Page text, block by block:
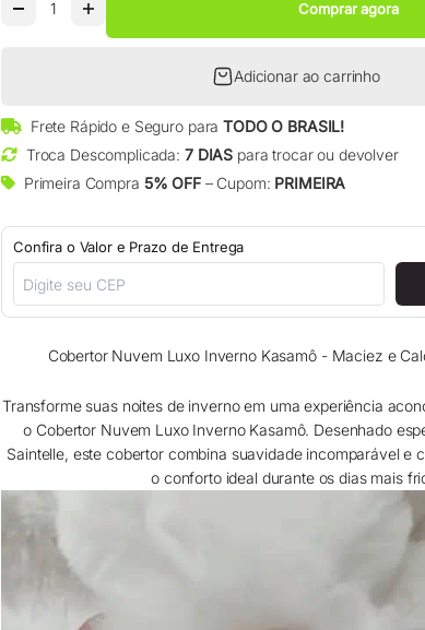
Comprar agora
Adicionar ao carrinho
Frete Rápido e Seguro paraTODO O BRASIL!
Troca Descomplicada: 7 DIAS para trocar ou devolver
Primeira Compra 5% OFF– Cupom: PRIMEIRA
Confira o Valor e Prazo de Entrega
Cobertor Nuvem Luxo Inverno Kasamô - Maciez e
Transforme suas noites de inverno em uma experiência
o Cobertor Nuvem Luxo Inverno Kasamô. Desenhado
Saintelle, este cobertor combina suavidade incomparável e
o conforto ideal durante os dias mais